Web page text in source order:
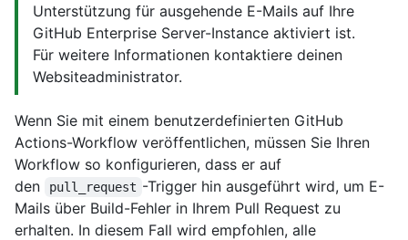
Unterstützung für ausgehende E-Mails auf Ihre
GitHub Enterprise Server-Instance aktiviert ist.
Für weitere Informationen kontaktiere deinen
Websiteadministrator.
Wenn Sie mit einem benutzerdefinierten GitHub
Actions-Workflow veröffentlichen, müssen Sie Ihren
Workflow so konfigurieren, dass er auf
den
pull_request -Trigger hin ausgeführt wird, um E-
Mails über Build-Fehler in Ihrem Pull Request zu
erhalten. In diesem Fall wird empfohlen, alle